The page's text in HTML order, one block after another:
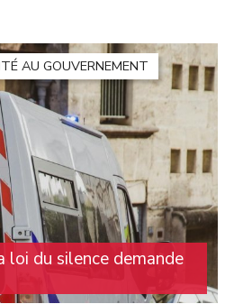
les (...)
AU GOUVERNEMENT
loi du silence demande